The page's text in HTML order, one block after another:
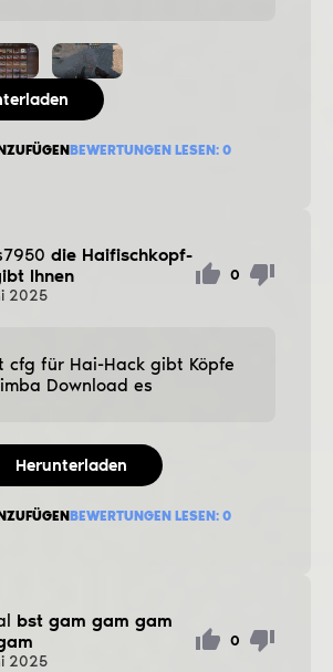
BEWERTUNGEN LESEN: 0
die Haifischkopf-
Ihnen
2025
0
cfg für Hai-Hack gibt Köpfe
Download es
Herunterladen
BEWERTUNGEN LESEN: 0
bst gam gam gam
2025
0